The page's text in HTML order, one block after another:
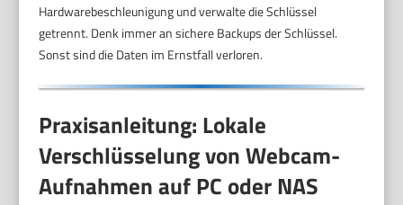
Hardwarebeschleunigung und verwalte die Schlüssel
getrennt. Denk immer an sichere Backups der Schlüssel.
Sonst sind die Daten im Ernstfall verloren.
Praxisanleitung: Lokale
Verschlüsselung von Webcam-
Aufnahmen auf PC oder NAS